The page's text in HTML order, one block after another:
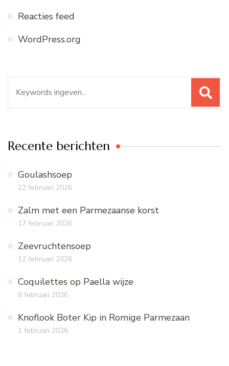
Reacties feed
WordPress.org
naar:
Recente berichten
Goulashsoep
22 februari 2026
Zalm met een Parmezaanse korst
17 februari 2026
Zeevruchtensoep
12 februari 2026
Coquilettes op Paella wijze
6 februari 2026
Knoflook Boter Kip in Romige Parmezaan
1 februari 2026